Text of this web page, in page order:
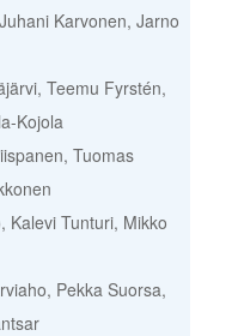
Karvonen, Jarno
Teemu Fyrstén,
Kojola
Tuomas
Kalevi Tunturi, Mikko
Pekka Suorsa,